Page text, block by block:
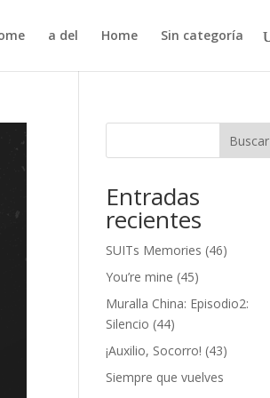
a del Home Sin categoría
Buscar
Entradas
recientes
SUITs Memories (46)
You’re mine (45)
Muralla China: Episodio2:
Silencio (44)
¡Auxilio, Socorro! (43)
Siempre que vuelves